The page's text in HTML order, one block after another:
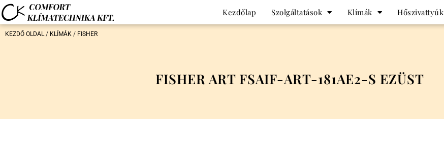
Kezdőlap Szolgáltatások Klímák Hőszivattyúk
KEZDŐ OLDAL/ KLÍMÁK / FISHER
FISHER ART FSAIF-ART-181AE2-S EZÜST